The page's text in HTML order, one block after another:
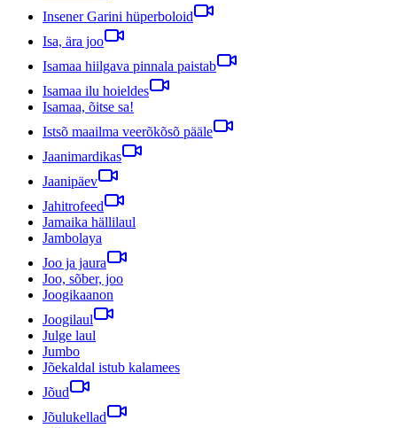
Insener Garini hüperboloid
Isa, ära joo
Isamaa hiilgava pinnala paistab
Isamaa ilu hoieldes
Isamaa, õitse sa!
Istsõ maailma veerõkõsõ pääle
Jaanimardikas
Jaanipäev
Jahitrofeed
Jamaika hällilaul
Jambolaya
Joo ja jaura
Joo, sõber, joo
Joogikaanon
Joogilaul
Julge laul
Jumbo
Jõekaldal istub kalamees
Jõud
Jõulukellad